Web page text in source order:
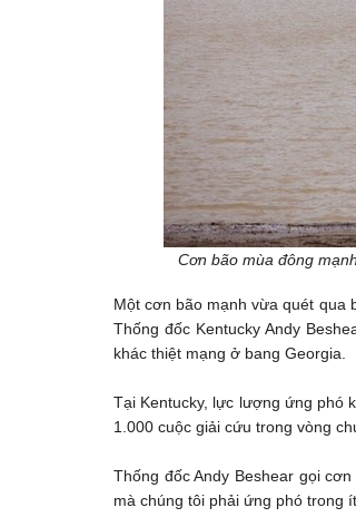
Cơn bão mùa đông
Một cơn bão mạnh vừa quét qua
Thống đốc Kentucky Andy
khác thiệt mạng ở bang Georgia.
Tại Kentucky, lực lượng ứng phó
1.000 cuộc giải cứu trong vòng
Thống đốc Andy Beshear gọi
mà chúng tôi phải ứng phó trong